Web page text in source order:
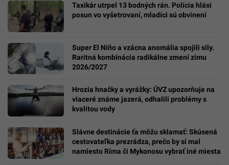
Taxikár utrpel 13 bodných rán. Polícia hlási
posun vo vyšetrovaní, mladíci sú obvinení
Super El Niño a vzácna anomália spojili sily.
Raritná kombinácia radikálne zmení zimu
2026/2027
Hrozia hnačky a vyrážky: ÚVZ upozorňuje na
viaceré známe jazerá, odhalili problémy s
kvalitou vody
Slávne destinácie ťa môžu sklamať: Skúsená
cestovateľka prezrádza, prečo by si mal
namiesto Ríma či Mykonosu vybrať iné miesta